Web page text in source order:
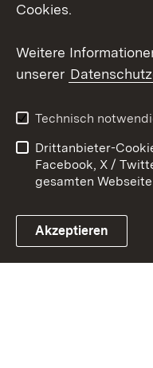
Link zum Landesportal
Barrierefreiheit
Impressum
Cookies.
Weitere
unserer
Technisch
Drittanbieter-
Facebook, X /
gesamten
Akzeptieren